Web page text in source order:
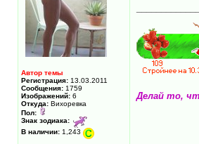
Автор темы
Регистрация: 13.03.2011
Сообщения: 1759
Изображений: 6
Откуда: Вихоревка
Пол:
Знак зодиака:
В наличии: 1,243
Делай то,